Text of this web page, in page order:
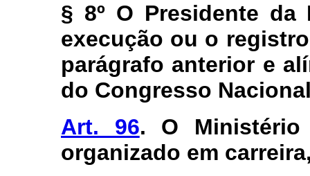
§ 8º O Presidente da
execução ou o
parágrafo anterior e
do Congresso
Art. 96. O
organizado em